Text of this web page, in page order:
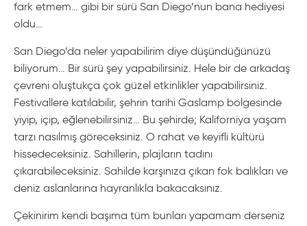
fark etmem… gibi bir sürü San Diego’nun bana hediyesi
oldu…
San Diego’da neler yapabilirim diye düşündüğünüzü
biliyorum… Bir sürü şey yapabilirsiniz. Hele bir de arkadaş
çevreni oluştukça çok güzel etkinlikler yapabilirsiniz.
Festivallere katılabilir, şehrin tarihi Gaslamp bölgesinde
yiyip, içip, eğlenebilirsiniz… Bu şehirde; Kaliforniya yaşam
tarzı nasılmış göreceksiniz. O rahat ve keyifli kültürü
hissedeceksiniz. Sahillerin, plajların tadını
çıkarabileceksiniz. Sahilde karşınıza çıkan fok balıkları ve
deniz aslanlarına hayranlıkla bakacaksınız.
Çekinirim kendi başıma tüm bunları yapamam derseniz